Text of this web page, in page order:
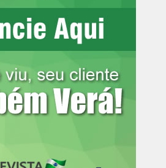
).
extraordinários em
o uso dos recursos de
o Congresso Nacional deve
no máximo em 120 dias.
em lei, o que mantém o
Executivo durante o ano. Caso
especial